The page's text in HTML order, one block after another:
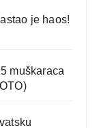
je haos!
muškaraca